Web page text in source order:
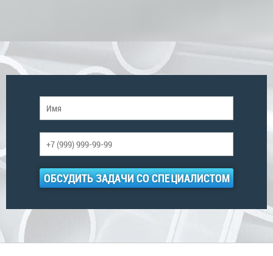
ОБСУДИТЬ ЗАДАЧИ СО СПЕЦИАЛИСТОМ